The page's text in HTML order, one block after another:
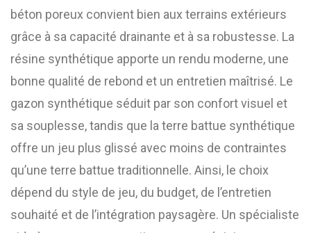
béton poreux convient bien aux terrains extérieurs
grâce à sa capacité drainante et à sa robustesse. La
résine synthétique apporte un rendu moderne, une
bonne qualité de rebond et un entretien maîtrisé. Le
gazon synthétique séduit par son confort visuel et
sa souplesse, tandis que la terre battue synthétique
offre un jeu plus glissé avec moins de contraintes
qu’une terre battue traditionnelle. Ainsi, le choix
dépend du style de jeu, du budget, de l’entretien
souhaité et de l’intégration paysagère. Un spécialiste